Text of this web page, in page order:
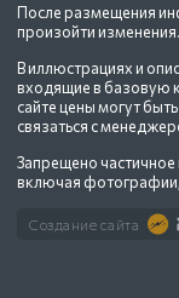
После размещения
произойти изменения.
В иллюстрациях и
входящие в базовую
сайте цены могут
связаться с
Запрещено
включая фотографии,
Создание сайта